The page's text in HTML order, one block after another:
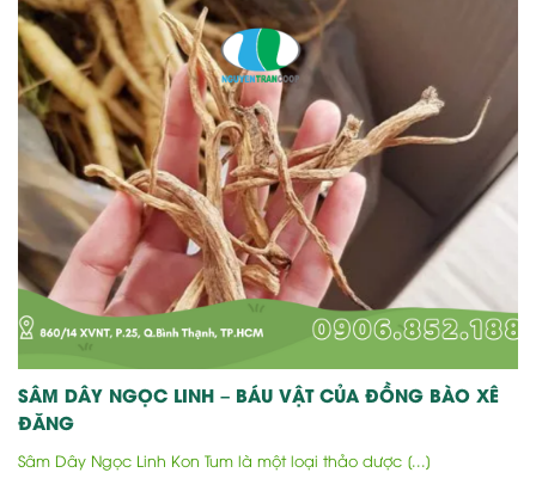
SÂM DÂY NGỌC LINH – BÁU VẬT CỦA ĐỒNG BÀO XÊ
ĐĂNG
Sâm Dây Ngọc Linh Kon Tum là một loại thảo dược [...]